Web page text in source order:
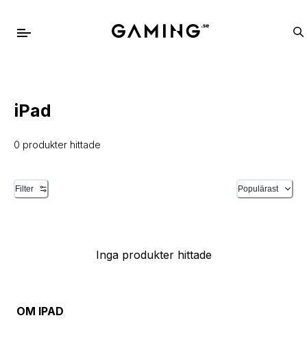
iPad
0 produkter hittade
Filter Populärast
Inga produkter hittade
OM IPAD